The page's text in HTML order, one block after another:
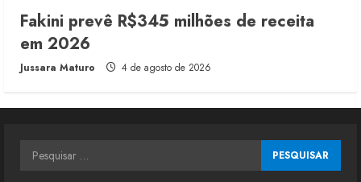
Fakini prevê R$345 milhões de receita
em 2026
Jussara Maturo 4 de agosto de 2026
Pesquisar